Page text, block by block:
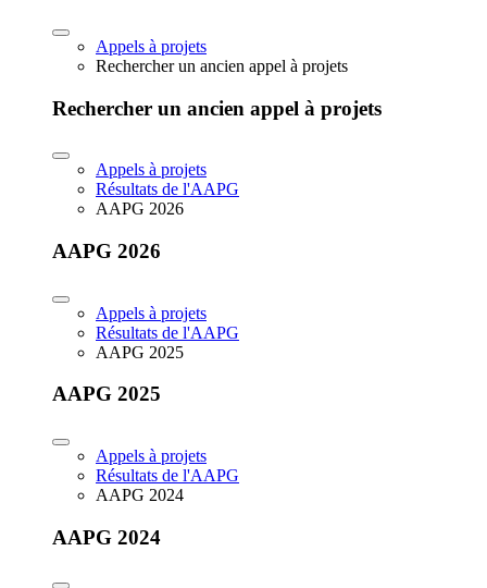
Appels à projets
Rechercher un ancien appel à projets
Rechercher un ancien appel à projets
Appels à projets
Résultats de l'AAPG
AAPG 2026
AAPG 2026
Appels à projets
Résultats de l'AAPG
AAPG 2025
AAPG 2025
Appels à projets
Résultats de l'AAPG
AAPG 2024
AAPG 2024